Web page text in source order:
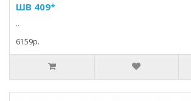
ШВ 409*
..
6159p.